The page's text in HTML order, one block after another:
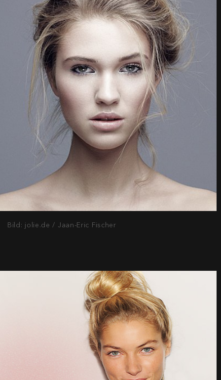
Bild: jolie.de / Jaan-Eric Fischer